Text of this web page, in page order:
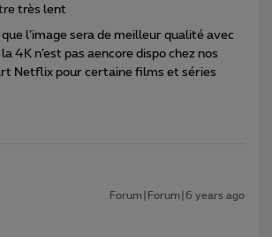
très lent
que l’image sera de meilleur qualité avec
4K n’est pas aencore dispo chez nos
Netflix pour certaine films et séries
Forum|Forum|6 years ago